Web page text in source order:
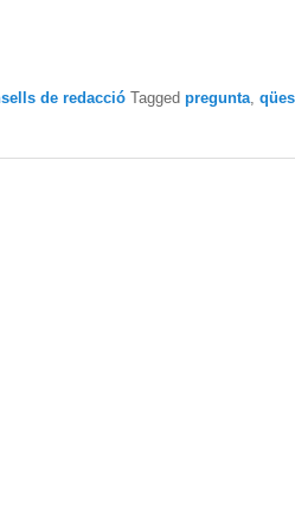
de redacció Tagged pregunta,